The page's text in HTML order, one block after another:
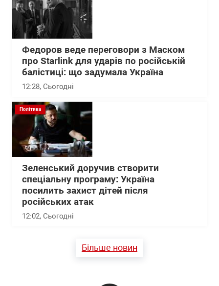
Федоров веде переговори з Маском
про Starlink для ударів по російській
балістиці: що задумала Україна
12:28, Сьогодні
Політика
Зеленський доручив створити
спеціальну програму: Україна
посилить захист дітей після
російських атак
12:02, Сьогодні
Більше новин